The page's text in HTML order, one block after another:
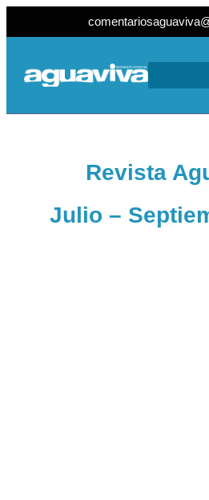
Revista
Julio –